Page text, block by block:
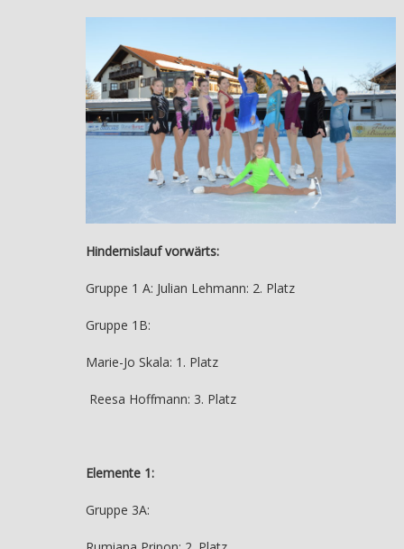
Hindernislauf vorwärts:
Gruppe 1 A: Julian Lehmann: 2. Platz
Gruppe 1B:
Marie-Jo Skala: 1. Platz
Reesa Hoffmann: 3. Platz
Elemente 1:
Gruppe 3A: